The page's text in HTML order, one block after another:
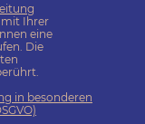
mit Ihrer
eine
Die
in besonderen